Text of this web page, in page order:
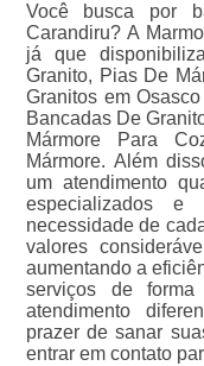
Você busca por
Carandiru? A
já que
Granito, Pias De
Granitos em
Bancadas De
Mármore Para
Mármore. Além
um atendimento
especializados e
necessidade de
valores
aumentando a
serviços de
atendimento
prazer de sanar
entrar em contato